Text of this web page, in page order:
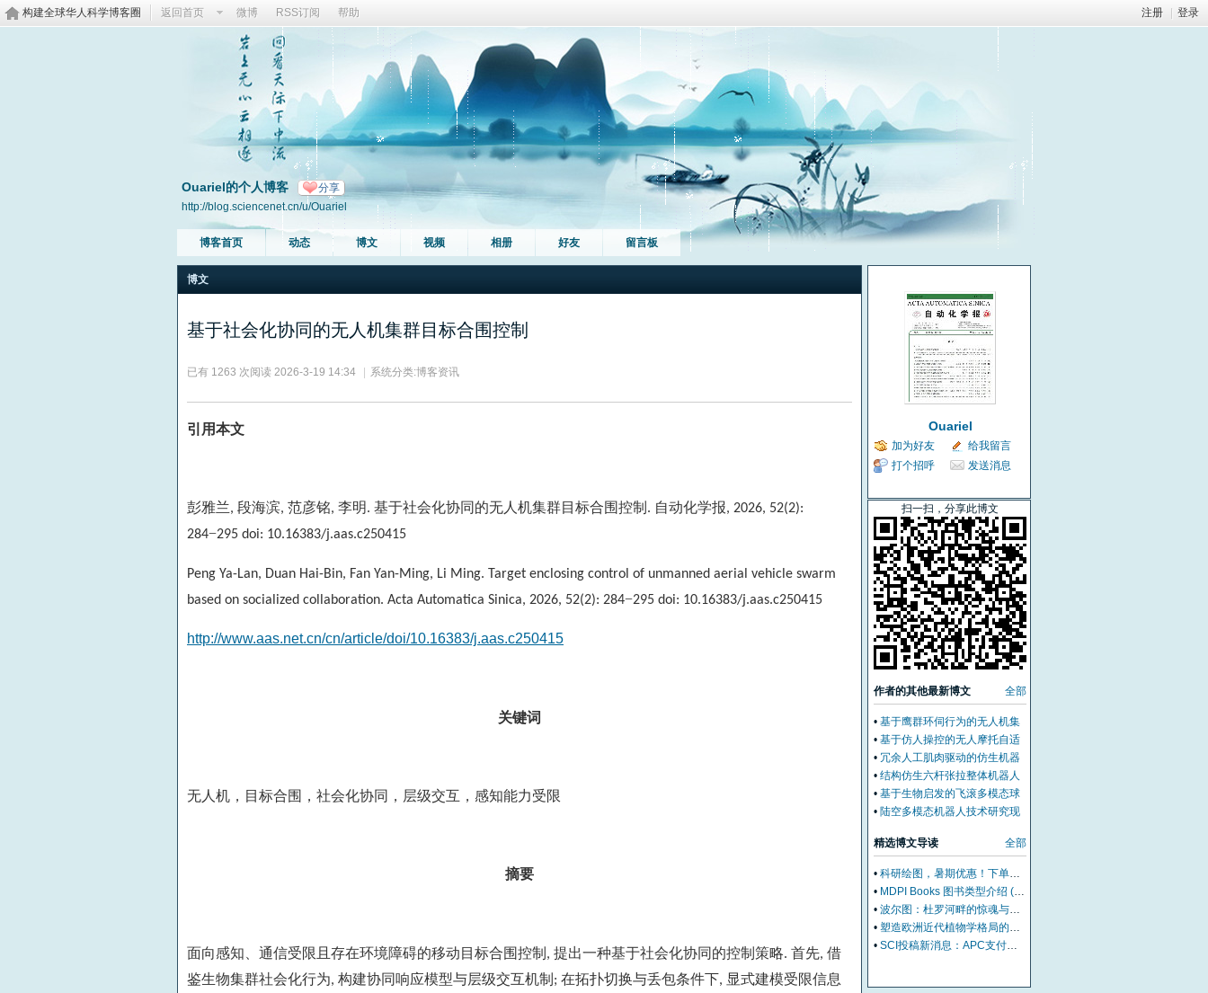
注册 登录
构建全球华人科学博客圈 返回首页 微博 RSS订阅 帮助
Ouariel的个人博客 分享
http://blog.sciencenet.cn/u/Ouariel
博客首页 动态 博文 视频 相册 好友 留言板
博文
基于社会化协同的无人机集群目标合围控制
已有 1263 次阅读 2026-3-19 14:34 系统分类:博客资讯
引用本文
彭雅兰, 段海滨, 范彦铭, 李明. 基于社会化协同的无人机集群目标合围控制 . 自动化学报, 2026, 52(2):
284−295 doi: 10.16383/j.aas.c250415
Peng Ya-Lan, Duan Hai-Bin, Fan Yan-Ming, Li Ming. Target enclosing control of unmanned aerial vehicle swarm
based on socialized collaboration. Acta Automatica Sinica, 2026, 52(2): 284−295 doi: 10.16383/j.aas.c250415
http://www.aas.net.cn/cn/article/doi/10.16383/j.aas.c250415
关键词
无人机，目标合围，社会化协同，层级交互，感知能力受限
摘要
面向感知、通信受限且存在环境障碍的移动目标合围控制 , 提出一种基于社会化协同的控制策略. 首先, 借
鉴生物集群社会化行为, 构建协同响应模型与层级交互机制 ; 在拓扑切换与丢包条件下, 显式建模受限信息
Ouariel
加为好友
给我留言
打个招呼
发送消息
扫一扫，分享此博文
全部
作者的其他最新博文
• 基于鹰群环伺行为的无人机集
群关联跟踪控制
• 基于仿人操控的无人摩托自适
应定车控制
• 冗余人工肌肉驱动的仿生机器
人强化学习控制
• 结构仿生六杆张拉整体机器人
折叠控制的形态智能方法
• 基于生物启发的飞滚多模态球
形机器人路径规划方法
• 陆空多模态机器人技术研究现
全部
精选博文导读
• 科研绘图，暑期优惠！下单立减500元
• MDPI Books 图书类型介绍 (三)：Edited Book
• 波尔图：杜罗河畔的惊魂与治愈
• 塑造欧洲近代植物学格局的马德里皇家植物园里程碑式园长
• SCI投稿新消息：APC支付服务再升级！